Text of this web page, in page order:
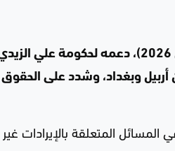
أكد رئيس حكومة إقليم كوردستان مسرور بارزاني اليوم الخميس (4 حزيران 2026)، دعمه لحكومة علي
أربيل وبغداد، وشدد على الحقوق
المتعلقة بالإيرادات غير